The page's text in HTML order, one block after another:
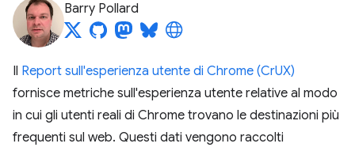
Barry Pollard
Il Report sull'esperienza utente di Chrome (CrUX)
fornisce metriche sull'esperienza utente relative al modo
in cui gli utenti reali di Chrome trovano le destinazioni più
frequenti sul web. Questi dati vengono raccolti